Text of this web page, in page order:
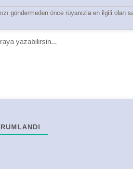
göndermeden önce rüyanızla en ilgili olan